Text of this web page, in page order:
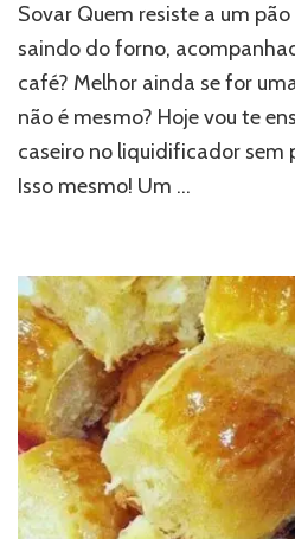
Sovar Quem resiste a um
saindo do forno,
café? Melhor ainda se for
não é mesmo? Hoje vou te
caseiro no liquidificador sem
Isso mesmo! Um …